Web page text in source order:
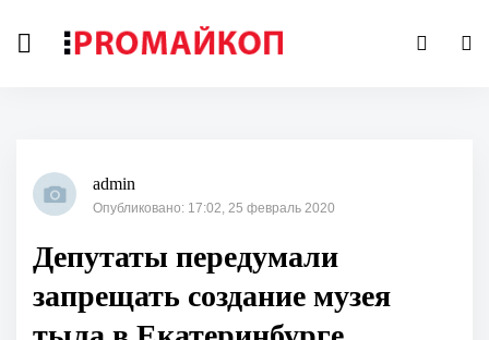
admin
Опубликовано: 17:02, 25 февраль 2020
Депутаты передумали
запрещать создание музея